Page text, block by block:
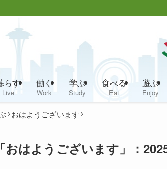
らす
Live
働く
Work
学ぶ
Study
食べる
Eat
遊ぶ
Enjoy
おはようございます
はようございます」：